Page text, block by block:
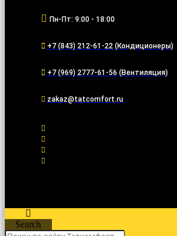
Пн-Пт: 9:00 - 18:00
+7 (843) 212-61-22 (Кондиционеры)
+7 (969) 2777-61-56 (Вентиляция)
zakaz@tatcomfort.ru
Search